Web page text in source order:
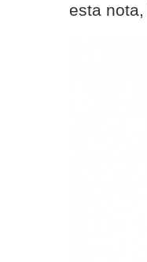
esta